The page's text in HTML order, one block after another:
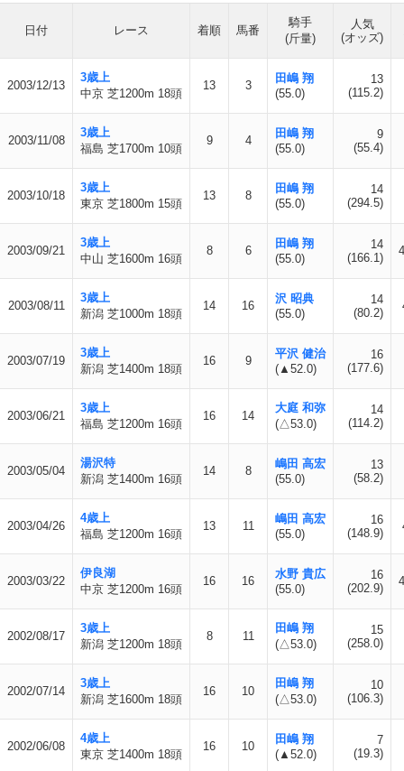
日付 レース 着順 馬番
騎手
(斤量)
人気
(オッズ)
2003/12/13
3歳上
中京 芝1200m 18頭
13 3
田嶋 翔
(55.0)
13
(115.2)
2003/11/08
3歳上
福島 芝1700m 10頭
9 4
田嶋 翔
(55.0)
9
(55.4)
2003/10/18
3歳上
東京 芝1800m 15頭
13 8
田嶋 翔
(55.0)
14
(294.5)
2003/09/21
3歳上
中山 芝1600m 16頭
8 6
田嶋 翔
(55.0)
14
(166.1)
2003/08/11
3歳上
新潟 芝1000m 18頭
14 16
沢 昭典
(55.0)
14
(80.2)
2003/07/19
3歳上
新潟 芝1400m 18頭
16 9
平沢 健治
(▲52.0)
16
(177.6)
2003/06/21
3歳上
福島 芝1200m 16頭
16 14
大庭 和弥
(△53.0)
14
(114.2)
2003/05/04
湯沢特
新潟 芝1400m 16頭
14 8
嶋田 高宏
(55.0)
13
(58.2)
2003/04/26
4歳上
福島 芝1200m 16頭
13 11
嶋田 高宏
(55.0)
16
(148.9)
2003/03/22
伊良湖
中京 芝1200m 16頭
16 16
水野 貴広
(55.0)
16
(202.9)
2002/08/17
3歳上
新潟 芝1200m 18頭
8 11
田嶋 翔
(△53.0)
15
(258.0)
2002/07/14
3歳上
新潟 芝1600m 18頭
16 10
田嶋 翔
(△53.0)
10
(106.3)
2002/06/08
4歳上
東京 芝1400m 18頭
16 10
田嶋 翔
(▲52.0)
7
(19.3)